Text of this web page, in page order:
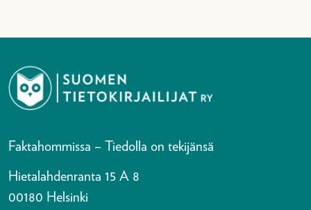
Faktahommissa – Tiedolla on tekijänsä
Hietalahdenranta 15 A 8
00180 Helsinki